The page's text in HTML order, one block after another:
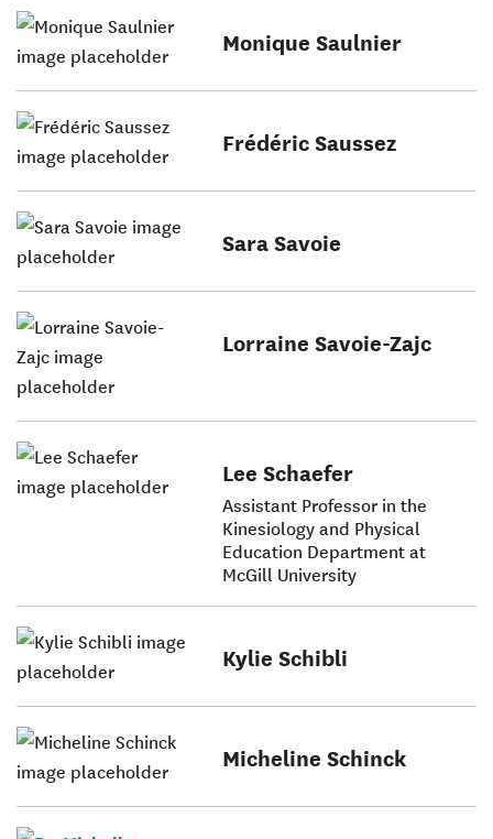
Monique Saulnier
Frédéric Saussez
Sara Savoie
Lorraine Savoie-Zajc
Lee Schaefer
Assistant Professor in the
Kinesiology and Physical
Education Department at
McGill University
Kylie Schibli
Micheline Schinck